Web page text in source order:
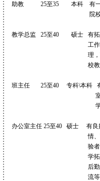
助教 25至35 本科 有
院
教学总监 25至40 硕士 有
工
理
校
班主任 25至40 专科\本科
办公室主任 25至40 硕士 有良
情
验
学
后
流等